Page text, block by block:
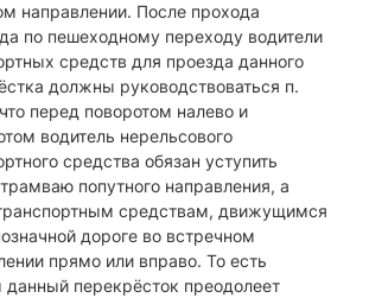
направлении. После прохода
по пешеходному переходу водители
средств для проезда данного
должны руководствоваться п.
перед поворотом налево и
водитель нерельсового
средства обязан уступить
попутного направления, а
средствам, движущимся
дороге во встречном
прямо или вправо. То есть
перекрёсток преодолеет